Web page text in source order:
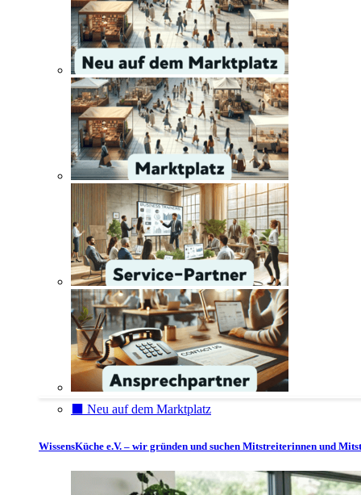
⬛️ Neu auf dem Marktplatz
WissensKüche e.V. – wir gründen und suchen Mitstreiterinnen und